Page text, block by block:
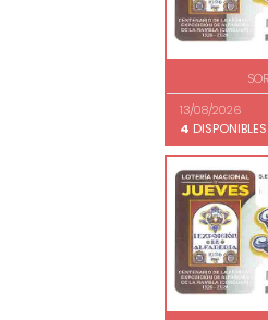
13/08/2026
4 DISPONIBLES